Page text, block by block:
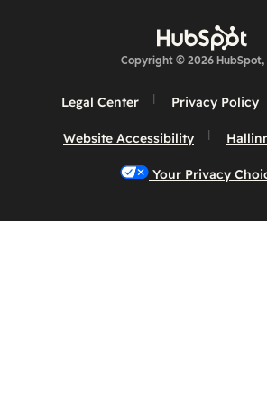
Copyright © 2026 HubSpot,
Legal Center Privacy Policy
Website Accessibility
Your Privacy